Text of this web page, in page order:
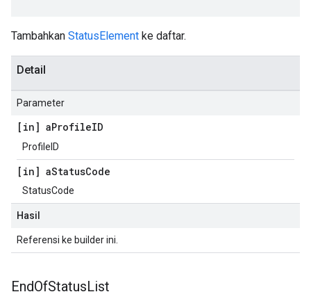
Tambahkan StatusElement ke daftar.
Detail
Parameter
[in] aProfileID
ProfileID
[in] aStatusCode
StatusCode
Hasil
Referensi ke builder ini.
EndOfStatusList